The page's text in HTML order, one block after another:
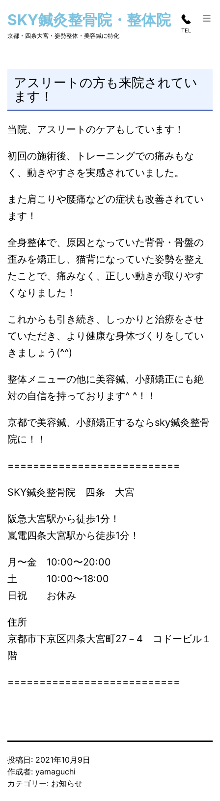
ン
テ
キ
ッ
SKY鍼灸整骨院・整体院
京都・四条大宮・姿勢整体・美容鍼に特化
TEL
アスリートの方も来院されてい
ます！
当院、アスリートのケアもしています！
初回の施術後、トレーニングでの痛みもな
く、動きやすさを実感されていました。
また肩こりや腰痛などの症状も改善されてい
ます！
全身整体で、原因となっていた背骨・骨盤の
歪みを矯正し、猫背になっていた姿勢を整え
たことで、痛みなく、正しい動きが取りやす
くなりました！
これからも引き続き、しっかりと治療をさせ
ていただき、より健康な身体づくりをしてい
きましょう(^^)
整体メニューの他に美容鍼、小顔矯正にも絶
対の自信を持っております^ ^！！
京都で美容鍼、小顔矯正するならsky鍼灸整骨
院に！！
===========================
SKY鍼灸整骨院 四条 大宮
阪急大宮駅から徒歩1分！
嵐電四条大宮駅から徒歩1分！
月〜金 10:00〜20:00
土 10:00〜18:00
日祝 お休み
住所
京都市下京区四条大宮町27－4 コドービル１
階
===========================
投稿日: 2021年10月9日
作成者: yamaguchi
カテゴリー: お知らせ